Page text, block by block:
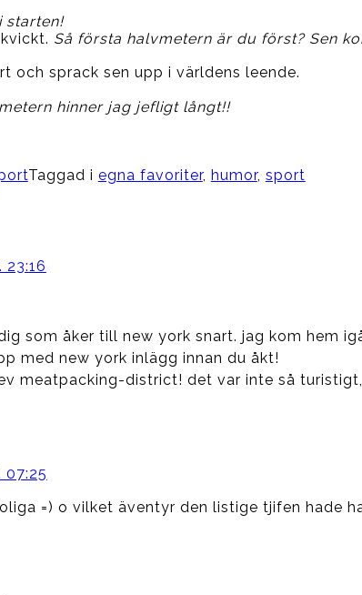
starten!
Så första halvmetern är du först? Sen
och sprack sen upp i världens leende.
hinner jag jefligt långt!!
Taggad i egna favoriter, humor, sport
som åker till new york snart. jag kom hem
med new york inlägg innan du åkt!
meatpacking-district! det var inte så
07:25
=) o vilket äventyr den listige tjifen hade